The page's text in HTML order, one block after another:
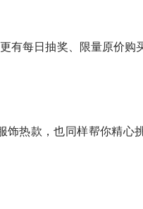
有每日抽奖、限量原价购
饰热款，也同样帮你精心